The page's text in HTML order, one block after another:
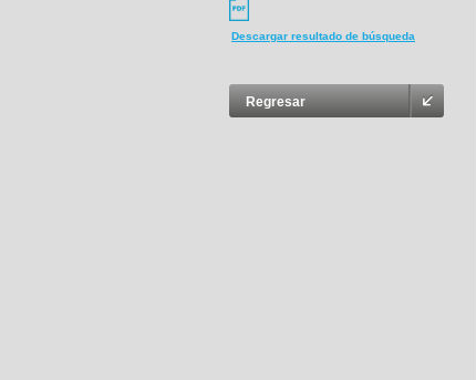
Descargar resultado de búsqueda
Regresar